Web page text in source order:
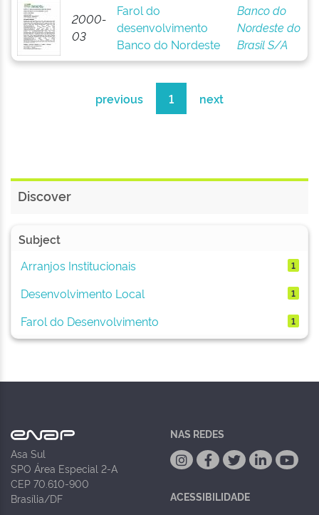
2000-
03
Farol do
desenvolvimento
Banco do Nordeste
Banco do
Nordeste do
Brasil S/A
previous 1 next
Discover
Subject
Arranjos Institucionais
1
Desenvolvimento Local 1
Farol do Desenvolvimento 1
Asa Sul
SPO Área Especial 2-A
CEP 70.610-900
Brasília/DF
NAS REDES
ACESSIBILIDADE